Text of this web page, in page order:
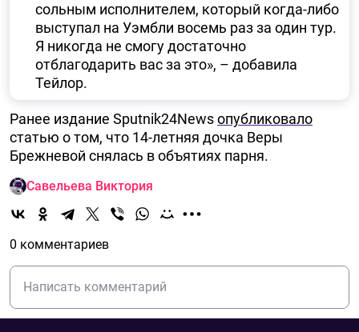
сольным исполнителем, который когда-либо
выступал на Уэмбли восемь раз за один тур.
Я никогда не смогу достаточно
отблагодарить вас за это», – добавила
Тейлор.
Ранее издание Sputnik24Newsопубликовало
статью о том, что 14-летняя дочка Веры
Брежневой снялась в объятиях парня.
Савельева Виктория
0 комментариев